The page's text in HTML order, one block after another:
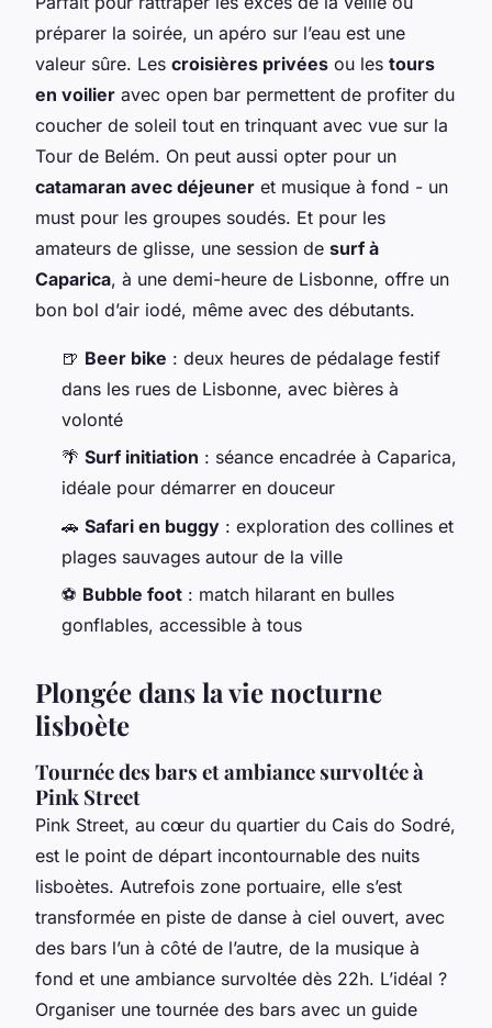
préparer la soirée, un apéro sur l’eau est une
valeur sûre. Les croisières privées ou les tours
en voilier avec open bar permettent de profiter du
coucher de soleil tout en trinquant avec vue sur la
Tour de Belém. On peut aussi opter pour un
catamaran avec déjeuner et musique à fond - un
must pour les groupes soudés. Et pour les
amateurs de glisse, une session de surf à
Caparica, à une demi-heure de Lisbonne, offre un
bon bol d’air iodé, même avec des débutants.
🍺 Beer bike : deux heures de pédalage festif
dans les rues de Lisbonne, avec bières à
volonté
🌴 Surf initiation : séance encadrée à Caparica,
idéale pour démarrer en douceur
🚗 Safari en buggy : exploration des collines et
plages sauvages autour de la ville
⚽ Bubble foot : match hilarant en bulles
gonflables, accessible à tous
Plongée dans la vie nocturne
lisboète
Tournée des bars et ambiance survoltée à
Pink Street
Pink Street, au cœur du quartier du Cais do Sodré,
est le point de départ incontournable des nuits
lisboètes. Autrefois zone portuaire, elle s’est
transformée en piste de danse à ciel ouvert, avec
des bars l’un à côté de l’autre, de la musique à
fond et une ambiance survoltée dès 22h. L’idéal ?
Organiser une tournée des bars avec un guide